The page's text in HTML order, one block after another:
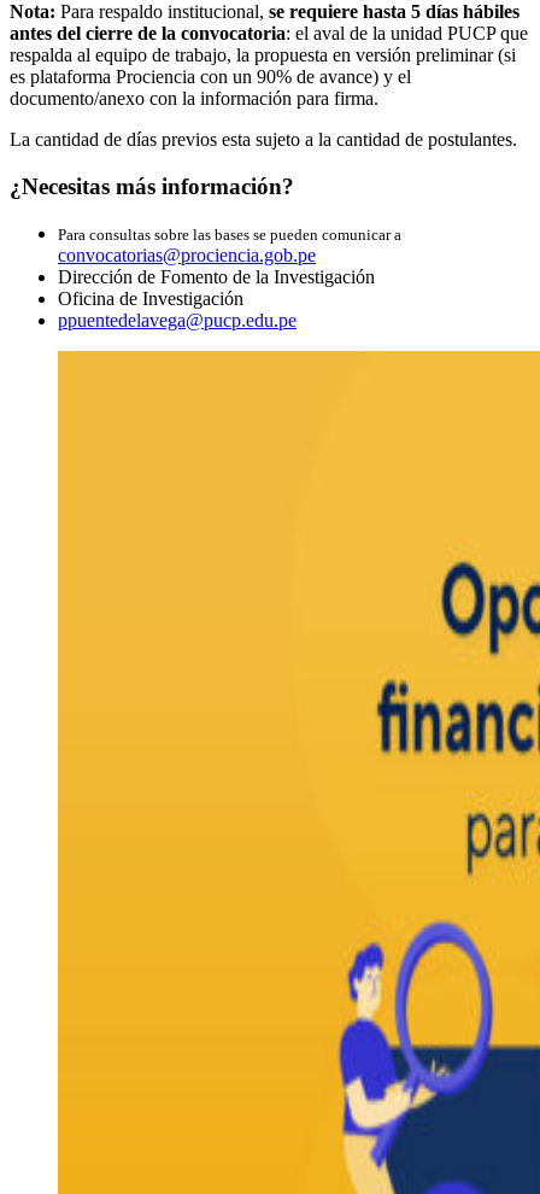
Nota: Para respaldo institucional, se requiere hasta 5 días hábiles
antes del cierre de la convocatoria: el aval de la unidad PUCP que
respalda al equipo de trabajo, la propuesta en versión preliminar (si
es plataforma Prociencia con un 90% de avance) y el
documento/anexo con la información para firma.
La cantidad de días previos esta sujeto a la cantidad de postulantes.
¿Necesitas más información?
Para consultas sobre las bases se pueden comunicar a
convocatorias@prociencia.gob.pe
Dirección de Fomento de la Investigación
Oficina de Investigación
ppuentedelavega@pucp.edu.pe